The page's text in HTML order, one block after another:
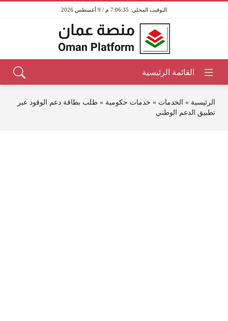
7:06:35 م / 9 أغسطس 2026
الرئيسية » الخدمات » خدمات حكومية » طلب بطاقة دعم الوقود عبر
تطبيق الدعم الوطني